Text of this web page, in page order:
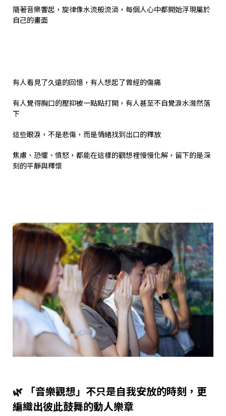
隨著音樂響起，旋律像水流般流淌，每個人心中都開始浮現屬於
自己的畫面
有人看見了久遠的回憶，有人想起了曾經的傷痛
有人覺得胸口的壓抑被一點點打開，有人甚至不自覺淚水潸然落
下
這些眼淚，不是悲傷，而是情緒找到出口的釋放
焦慮、恐懼、憤怒，都能在這樣的觀想裡慢慢化解，留下的是深
刻的平靜與釋懷
🌿 「音樂觀想」不只是自我安放的時刻，更
編織出彼此鼓舞的動人樂章